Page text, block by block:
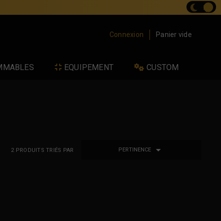
Connexion Panier vide
EQUIPEMENT CUSTOM
2 PRODUITS TRIÉS PAR PERTINENCE 